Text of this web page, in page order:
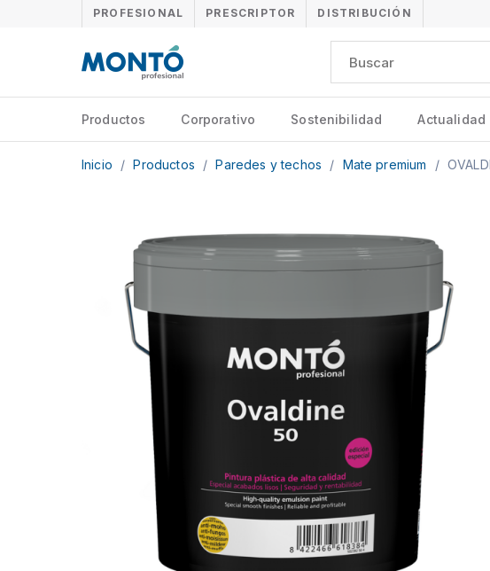
PROFESIONAL PRESCRIPTOR DISTRIBUCIÓN
Productos Corporativo Sostenibilidad Actualidad
Inicio / Productos / Paredes y techos / Mate premium /